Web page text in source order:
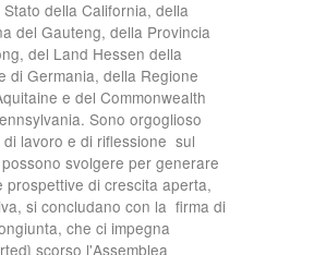
della California, della
del Gauteng, della Provincia
del Land Hessen della
di Germania, della Regione
e del Commonwealth
Sono orgoglioso
lavoro e di riflessione sul
svolgere per generare
prospettive di crescita aperta,
si concludano con la firma di
che ci impegna
scorso l'Assemblea